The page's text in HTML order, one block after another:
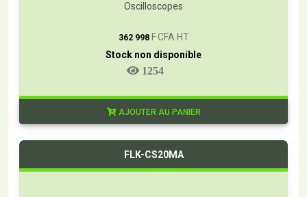
Oscilloscopes
362 998 F CFA HT
Stock non disponible
1254
AJOUTER AU PANIER
FLK-CS20MA